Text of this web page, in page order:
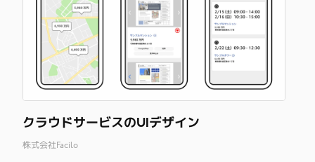
クラウドサービスのUIデザイン
株式会社Facilo